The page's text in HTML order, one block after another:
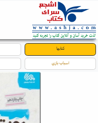
کتابها
اسباب بازی